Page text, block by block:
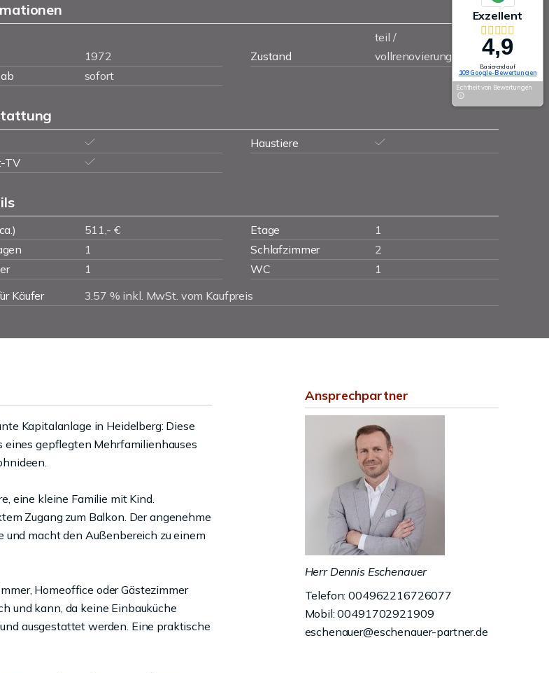
1972 Zustand
teil /
vollrenovierungsbedürftig
sofort
Haustiere
TV
511,- € Etage
1
1 Schlafzimmer
2
1 WC
1
Käufer
3.57 % inkl. MwSt. vom Kaufpreis
Kapitalanlage in Heidelberg: Diese
gepflegten Mehrfamilienhauses
eine kleine Familie mit Kind.
Zugang zum Balkon. Der angenehme
macht den Außenbereich zu einem
Homeoffice oder Gästezimmer
und kann, da keine Einbauküche
ausgestattet werden. Eine praktische
Ansprechpartner
Herr Dennis Eschenauer
Telefon: 004962216726077
Mobil: 00491702921909
eschenauer@eschenauer-partner.de
Exzellent
4,9
Basierend auf
109 Google-Bewertungen
Echtheit von Bewertungen